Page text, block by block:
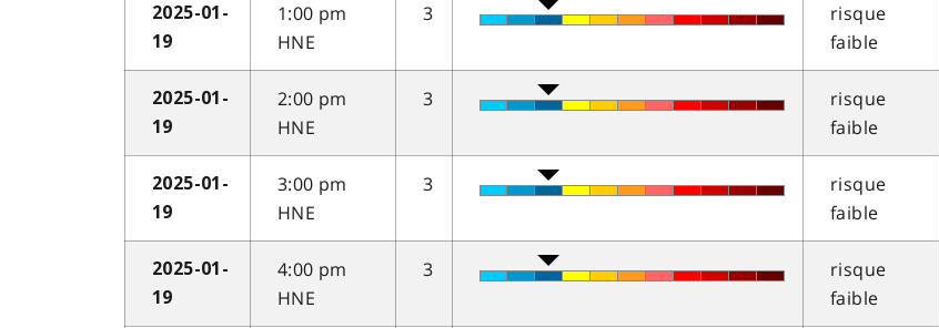
2025-01-
19
1:00 pm
HNE
3
risque
faible
2025-01-
19
2:00 pm
HNE
3
risque
faible
2025-01-
19
3:00 pm
HNE
3
risque
faible
2025-01-
19
4:00 pm
HNE
3
risque
faible